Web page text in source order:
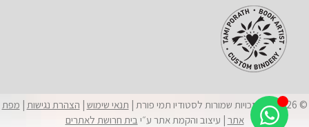
© 2026 כל הזכויות שמורות לסטודיו תמי פורת | תנאי שימוש | הצהרת נגישות | מפת
אתר | עיצוב והקמת אתר ע״י בית חרושת לאתרים